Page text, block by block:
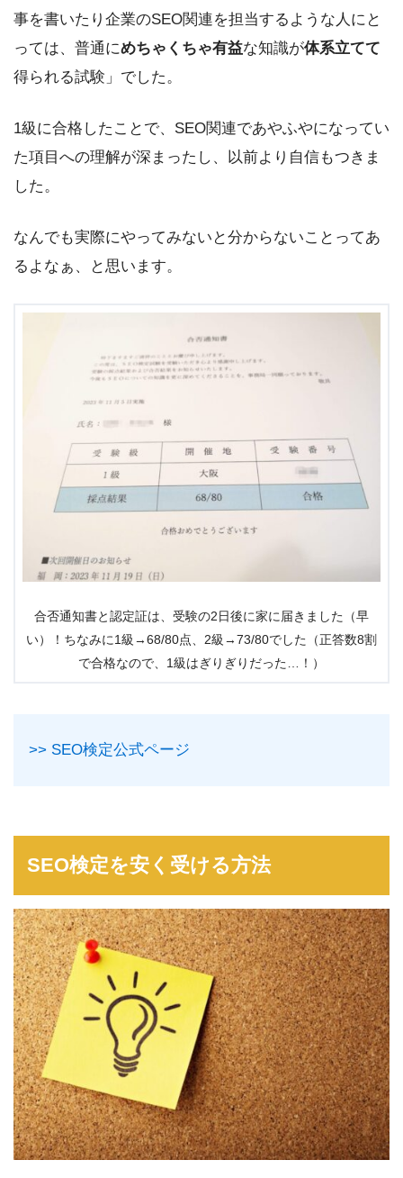
事を書いたり企業のSEO関連を担当するような人にと
っては、普通にめちゃくちゃ有益な知識が体系立てて
得られる試験」でした。
1級に合格したことで、SEO関連であやふやになってい
た項目への理解が深まったし、以前より自信もつきま
した。
なんでも実際にやってみないと分からないことってあ
るよなぁ、と思います。
合否通知書と認定証は、受験の2日後に家に届きました（早
い）！ちなみに1級→68/80点、2級→73/80でした（正答数8割
で合格なので、1級はぎりぎりだった…！）
>> SEO検定公式ページ
SEO検定を安く受ける方法